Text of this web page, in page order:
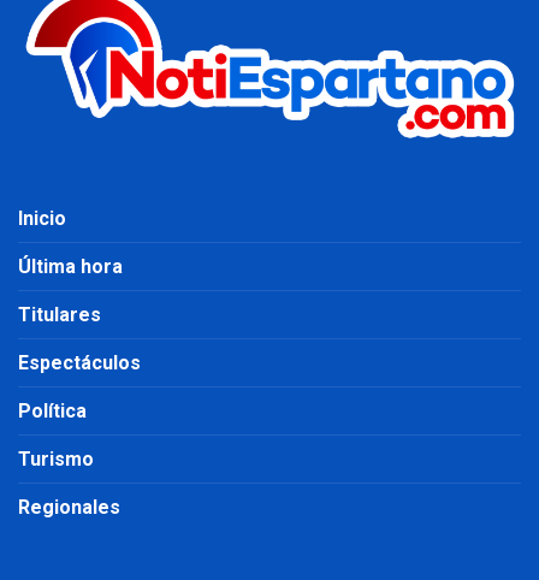
Inicio
Última hora
Titulares
Espectáculos
Política
Turismo
Regionales